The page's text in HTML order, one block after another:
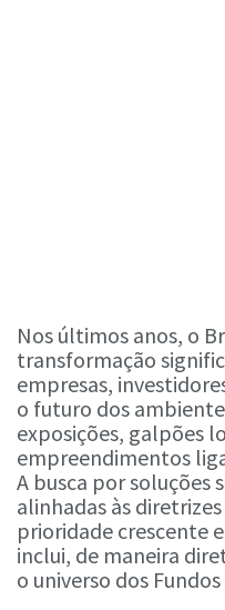
Nos últimos anos, o
transformação
empresas,
o futuro dos
exposições, galpões
empreendimentos
A busca por soluções
alinhadas às
prioridade crescente
inclui, de maneira
o universo dos